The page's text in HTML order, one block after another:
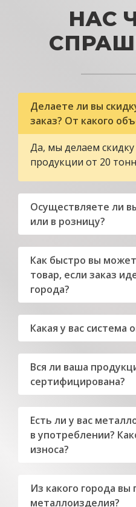
НАС
Делаете ли вы
заказ? От какого
Да, мы делаем скидку
продукции от 20 тонн
Осуществляете ли
или в розницу?
Как быстро вы
товар, если заказ
города?
Какая у вас система
Вся ли ваша
сертифицирована?
Есть ли у вас
в употреблении?
износа?
Из какого города вы
металлоизделия?